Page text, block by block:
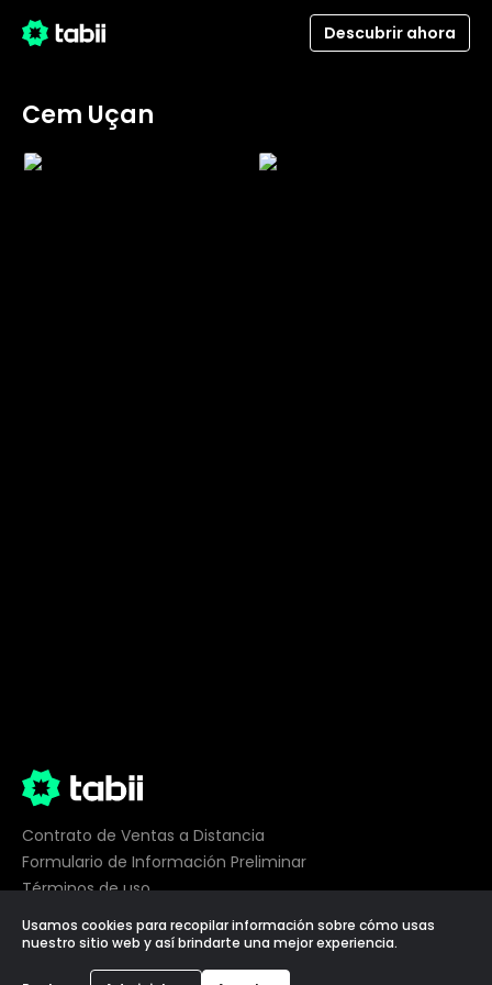
Descubrir ahora
Cem Uçan
Contrato de Ventas a Distancia
Formulario de Información Preliminar
Términos de uso
Privacidad
Preferencias de cookies
Usamos cookies para recopilar información sobre cómo usas
nuestro sitio web y así brindarte una mejor experiencia.